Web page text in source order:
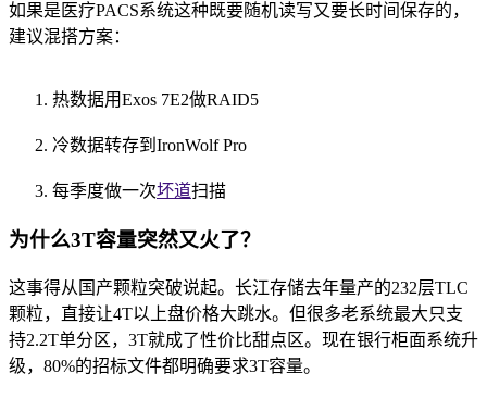
如果是医疗PACS系统这种既要随机读写又要长时间保存的，
建议混搭方案：
热数据用Exos 7E2做RAID5
冷数据转存到IronWolf Pro
每季度做一次坏道扫描
为什么3T容量突然又火了？
这事得从国产颗粒突破说起。长江存储去年量产的232层TLC
颗粒，直接让4T以上盘价格大跳水。但很多老系统最大只支
持2.2T单分区，3T就成了性价比甜点区。现在银行柜面系统升
级，80%的招标文件都明确要求3T容量。